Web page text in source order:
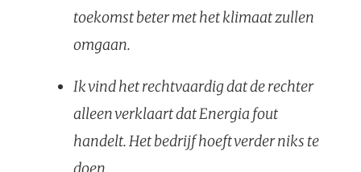
toekomst beter met het klimaat zullen
omgaan.
Ik vind het rechtvaardig dat de rechter
alleen verklaart dat Energia fout
handelt. Het bedrijf hoeft verder niks te